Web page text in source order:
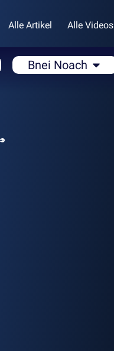
Alle Artikel Alle Videos
Bnei Noach